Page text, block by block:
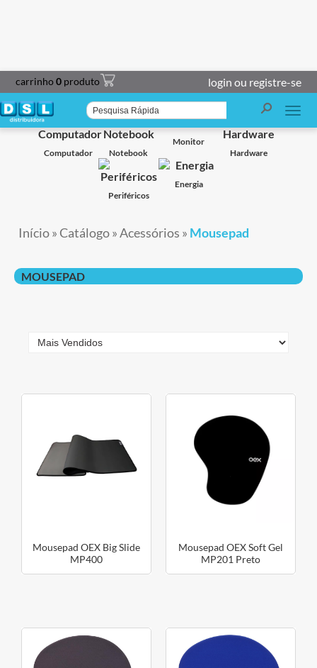
carrinho0 produto login ou registre-se
Caixa de Som
Computador Notebook
Monitor
Hardware
Periféricos
Energia
Início» Catálogo»Acessórios » Mousepad
MOUSEPAD
Mousepad OEX Big Slide
MP400
Mousepad OEX Soft Gel
MP201 Preto